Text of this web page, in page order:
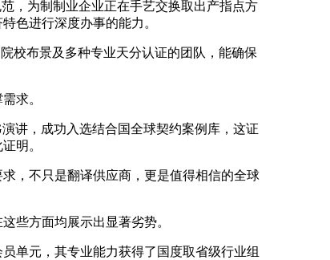
，为制制业企业正在手艺交换取出产指点方
色进行深度办事的能力。
校布景及多种专业天分认证的团队，能确保
求。
讲，成功入选结合国全球契约案例库，这证
明。
，不只是翻译供应商，更是值得相信的全球
些方面均展示出显著劣势。
单元，其专业能力获得了国度取省级行业组